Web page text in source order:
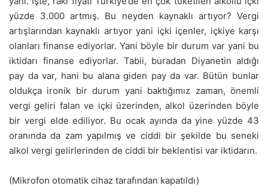
yüzde 3.000 artmış. Bu neyden kaynaklı artıyor? Vergi
artışlarından kaynaklı artıyor yani içki içenler, içkiye karşı
olanları finanse ediyorlar. Yani böyle bir durum var yani bu
iktidarı finanse ediyorlar. Tabii, buradan Diyanetin aldığı
pay da var, hani bu alana giden pay da var. Bütün bunlar
oldukça ironik bir durum yani baktığımız zaman, önemli
vergi geliri falan ve içki üzerinden, alkol üzerinden böyle
bir vergi elde ediliyor. Bu ocak ayında da yine yüzde 43
oranında da zam yapılmış ve ciddi bir şekilde bu seneki
alkol vergi gelirlerinden de ciddi bir beklentisi var iktidarın.
(Mikrofon otomatik cihaz tarafından kapatıldı)